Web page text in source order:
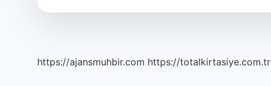
https://ajansmuhbir.com https://totalkirtasiye.com.tr